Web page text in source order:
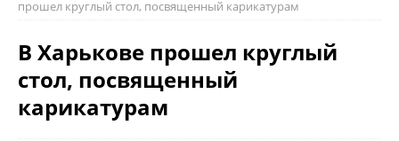
прошел круглый стол, посвященный карикатурам
В Харькове прошел круглый
стол, посвященный
карикатурам